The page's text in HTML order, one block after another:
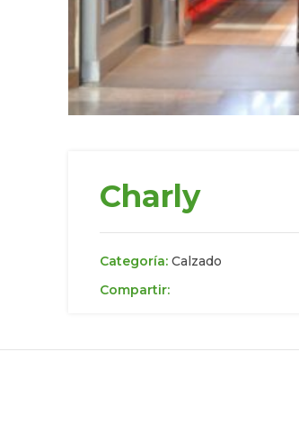
Charly
Categoría: Calzado
Compartir: